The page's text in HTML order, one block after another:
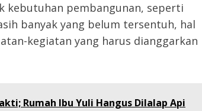
kebutuhan pembangunan, seperti
banyak yang belum tersentuh, hal
kegiatan yang harus dianggarkan
Rumah Ibu Yuli Hangus Dilalap Api